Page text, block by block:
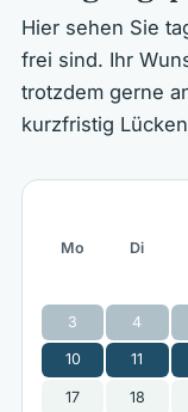
Hier sehen Sie
frei sind. Ihr
trotzdem gerne
kurzfristig
Mo Di
3 4
10 11
17 18